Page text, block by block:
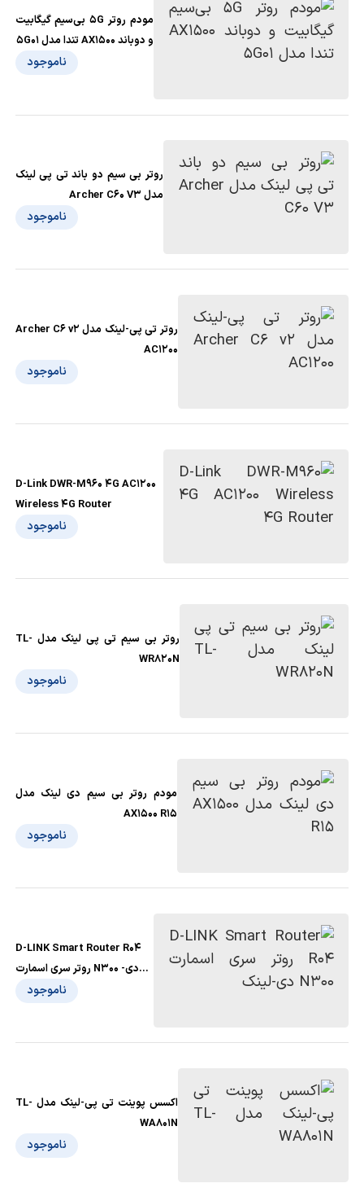
مودم روتر 5G بی‌سیم گیگابیت
و دوباند AX1500 تندا مدل 5G01
ناموجود
روتر بی سیم دو باند تی پی لینک
مدل Archer C60 V3
ناموجود
روتر تی پی-لینک مدل Archer C6 v2
AC1200
ناموجود
D-Link DWR-M960 4G AC1200
Wireless 4G Router
ناموجود
روتر بی سیم تی پی لینک مدل TL-
WR820N
ناموجود
مودم روتر بی سیم دی لینک مدل
AX1500 R15
ناموجود
D-LINK Smart Router R04
روتر سری اسمارت N300 دی-
لینک
ناموجود
اکسس پوینت تی پی-لینک مدل TL-
WA801N
ناموجود